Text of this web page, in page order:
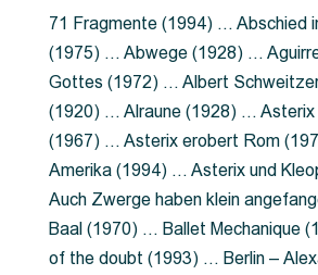
71 Fragmente (1994) … Abschied
(1975) … Abwege (1928) …
Gottes (1972) … Albert
(1920) … Alraune (1928) … Asterix
(1967) … Asterix erobert Rom
Amerika (1994) … Asterix und
Auch Zwerge haben klein
Baal (1970) … Ballet Mechanique
of the doubt (1993) … Berlin –